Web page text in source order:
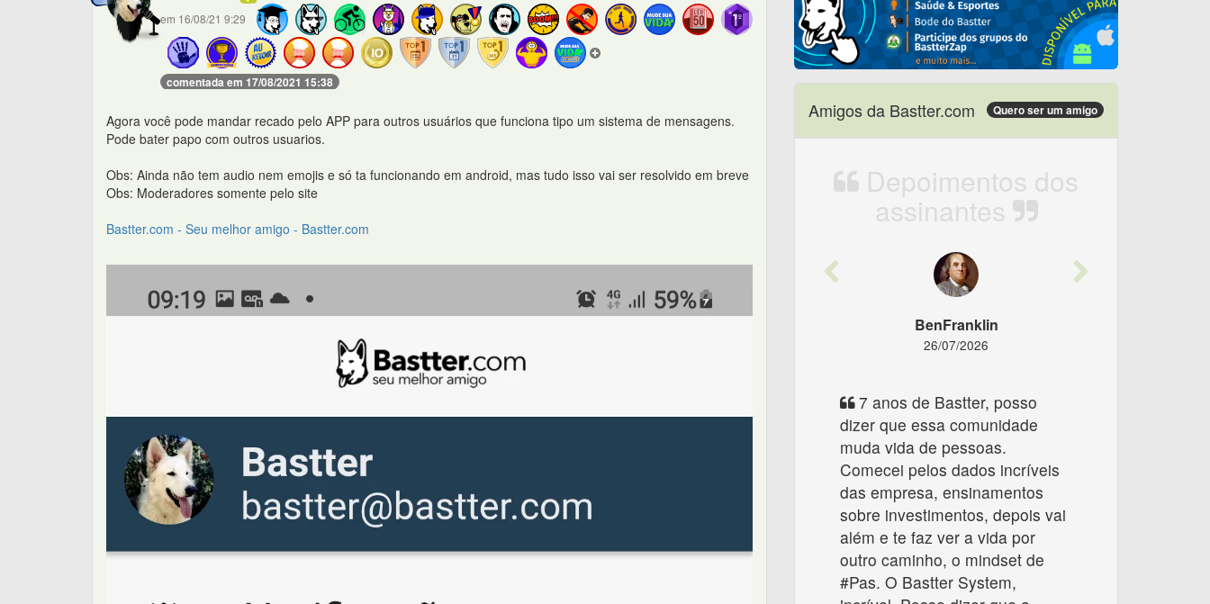
em 16/08/21 9:29
comentada em 17/08/2021 15:38
Agora você pode mandar recado pelo APP para outros usuários que funciona tipo um sistema de mensagens.
Pode bater papo com outros usuarios.
Obs: Ainda não tem audio nem emojis e só ta funcionando em android, mas tudo isso vai ser resolvido em breve
Obs: Moderadores somente pelo site
Bastter.com - Seu melhor amigo - Bastter.com
Amigos da Bastter.com Quero ser um amigo
Depoimentos dos
assinantes
Previous
BenFranklin
26/07/2026
7 anos de Bastter, posso
dizer que essa comunidade
muda vida de pessoas.
Comecei pelos dados incríveis
das empresa, ensinamentos
sobre investimentos, depois vai
além e te faz ver a vida por
outro caminho, o mindset de
#Pas. O Bastter System,